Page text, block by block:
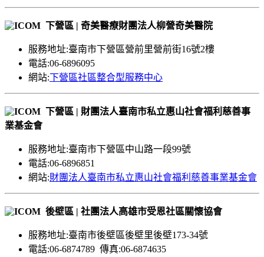
下營區 | 奇美醫療財團法人柳營奇美醫院
服務地址:臺南市下營區營前里營前街16號2樓
電話:06-6896095
網站:下營區社區整合型服務中心
下營區 | 財團法人臺南市私立惠山社會福利慈善事
業基金會
服務地址:臺南市下營區中山路一段99號
電話:06-6896851
網站:財團法人臺南市私立惠山社會福利慈善事業基金會
後壁區 | 社團法人高雄市受恩社區關懷協會
服務地址:臺南市後壁區後壁里後壁173-34號
電話:06-6874789 傳真:06-6874635